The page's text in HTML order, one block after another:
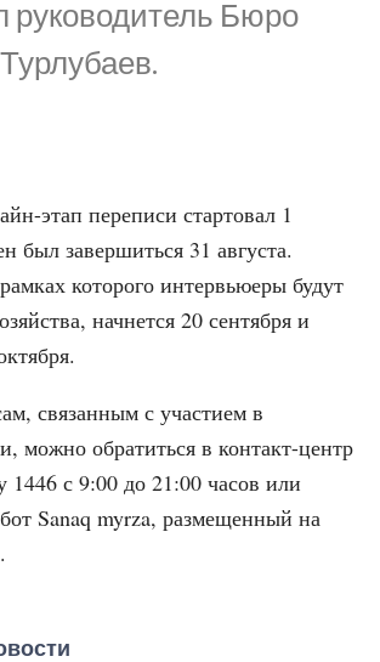
руководитель Бюро
этап переписи стартовал 1
был завершиться 31 августа.
которого интервьюеры будут
начнется 20 сентября и
связанным с участием в
можно обратиться в контакт-центр
с 9:00 до 21:00 часов или
Sanaq myrza, размещенный на